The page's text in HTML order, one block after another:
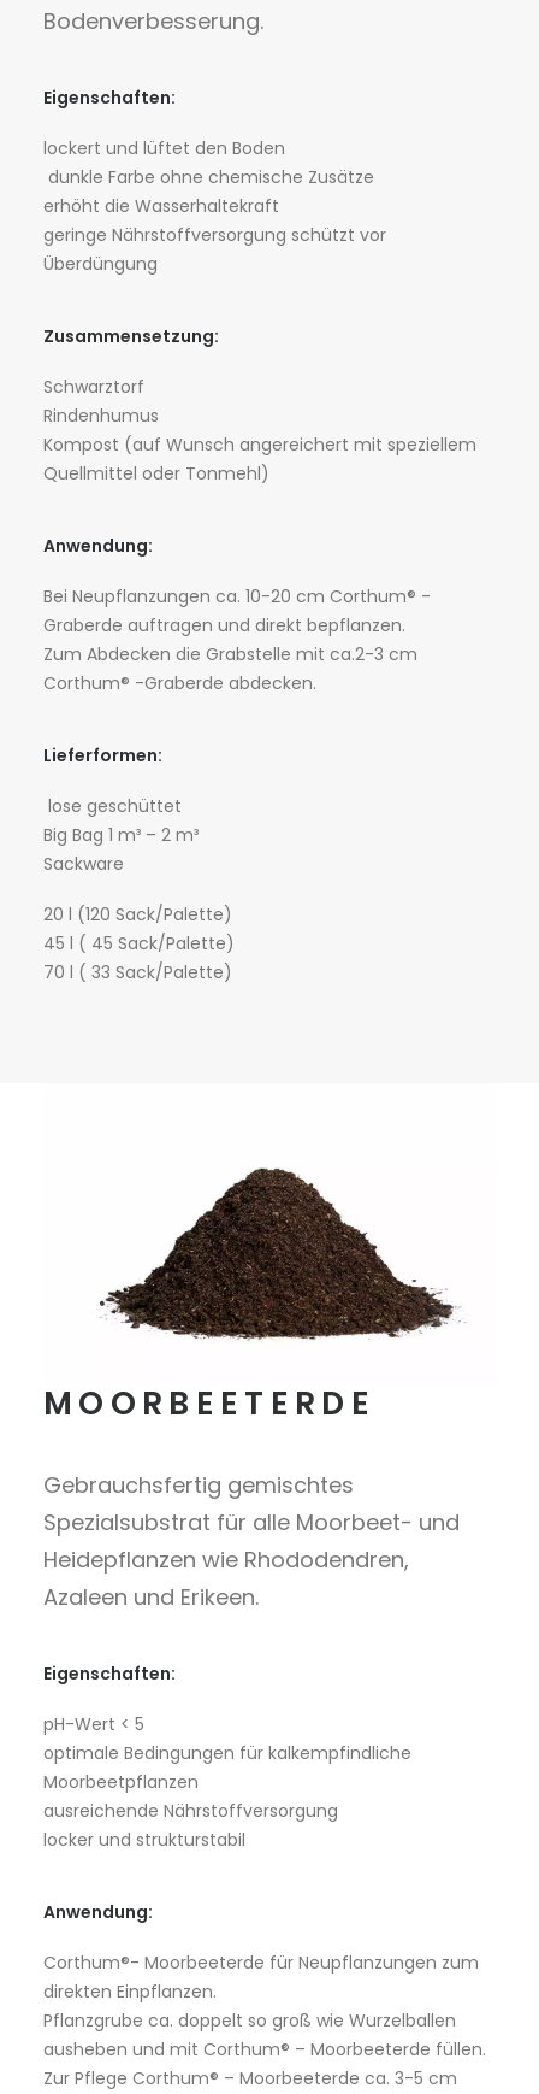
Bodenverbesserung.
Eigenschaften:
lockert und lüftet den Boden
dunkle Farbe ohne chemische Zusätze
erhöht die Wasserhaltekraft
geringe Nährstoffversorgung schützt vor
Überdüngung
Zusammensetzung:
Schwarztorf
Rindenhumus
Kompost (auf Wunsch angereichert mit speziellem
Quellmittel oder Tonmehl)
Anwendung:
Bei Neupflanzungen ca. 10-20 cm Corthum® -
Graberde auftragen und direkt bepflanzen.
Zum Abdecken die Grabstelle mit ca.2-3 cm
Corthum® -Graberde abdecken.
Lieferformen:
lose geschüttet
Big Bag 1 m³ – 2 m³
Sackware
20 l (120 Sack/Palette)
45 l ( 45 Sack/Palette)
70 l ( 33 Sack/Palette)
MOORBEETERDE
Gebrauchsfertig gemischtes
Spezialsubstrat für alle Moorbeet- und
Heidepflanzen wie Rhododendren,
Azaleen und Erikeen.
Eigenschaften:
pH-Wert < 5
optimale Bedingungen für kalkempfindliche
Moorbeetpflanzen
ausreichende Nährstoffversorgung
locker und strukturstabil
Anwendung:
Corthum®- Moorbeeterde für Neupflanzungen zum
direkten Einpflanzen.
Pflanzgrube ca. doppelt so groß wie Wurzelballen
ausheben und mit Corthum® – Moorbeeterde füllen.
Zur Pflege Corthum® – Moorbeeterde ca. 3-5 cm